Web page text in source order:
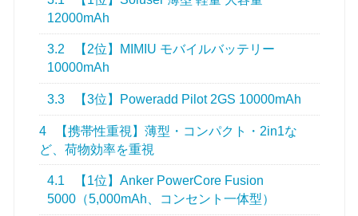
12000mAh
3.2
【2位】MIMIU モバイルバッテリー
10000mAh
3.3 【3位】Poweradd Pilot 2GS 10000mAh
4
【携帯性重視】薄型・コンパクト・2in1な
ど、荷物効率を重視
4.1
【1位】Anker PowerCore Fusion
5000（5,000mAh、コンセント一体型）